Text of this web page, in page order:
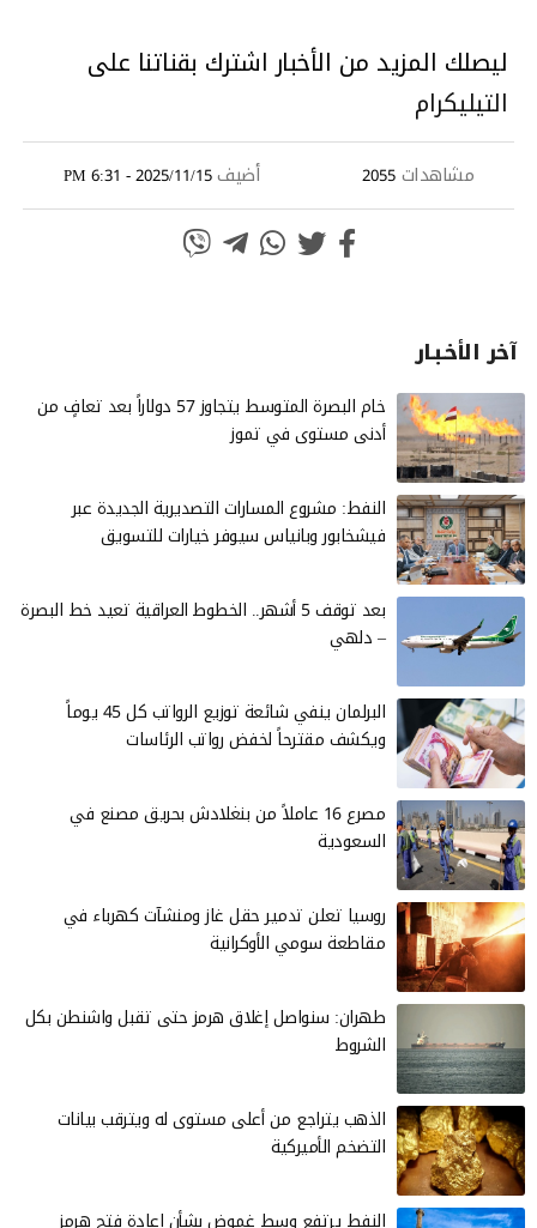
ليصلك المزيد من الأخبار اشترك بقناتنا على
التيليكرام
مشاهدات 2055 أضيف2025/11/15 - 6:31 PM
آخر الأخـبـار
خام البصرة المتوسط يتجاوز 57 دولاراً بعد تعافٍ من
أدنى مستوى في تموز
النفط: مشروع المسارات التصديرية الجديدة عبر
فيشخابور وبانياس سيوفر خيارات للتسويق
بعد توقف 5 أشهر.. الخطوط العراقية تعيد خط البصرة
– دلهي
البرلمان ينفي شائعة توزيع الرواتب كل 45 يوماً
ويكشف مقترحاً لخفض رواتب الرئاسات
مصرع 16 عاملاً من بنغلادش بحريق مصنع في
السعودية
روسيا تعلن تدمير حقل غاز ومنشآت كهرباء في
مقاطعة سومي الأوكرانية
طهران: سنواصل إغلاق هرمز حتى تقبل واشنطن بكل
الشروط
الذهب يتراجع من أعلى مستوى له ويترقب بيانات
التضخم الأميركية